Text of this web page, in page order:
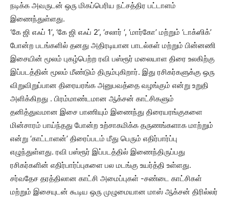
நடிக்க அவருடன் ஒரு மிகப்பெரிய நட்சத்திர பட்டாளம்
இணைந்துள்ளது.
‘கே ஜி எஃப் 1’, ‘கே ஜி எஃப் 2’, ‘சலார் ‘, ‘மார்கோ’ மற்றும் ‘டாக்ஸிக்’
போன்ற படங்களில் தனது அதிரடியான பாடல்கள் மற்றும் பின்னணி
இசையின் மூலம் புகழ்பெற்ற ரவி பஸ்ரூர் மலையாள திரை உலகிற்கு
இப்படத்தின் மூலம் மீண்டும் திரும்புகிறார். இது ரசிகர்களுக்கு ஒரு
விறுவிறுப்பான திரையரங்க அனுபவத்தை வழங்கும் என்று உறுதி
அளிக்கிறது . பிரம்மாண்டமான ஆக்சன் காட்சிகளும்
தனித்துவமான இசை பாணியும் இணைந்து திரையரங்குகளை
மின்சாரம் பாய்ந்தது போன்ற உற்சாகமிக்க தருணங்களாக மாற்றும்
என்று ‘காட்டாளன்’ திரைப்படம் மீது பெரும் எதிர்பார்ப்பு
எழுந்துள்ளது. ரவி பஸ்ரூர் இப்படத்தில் இணைந்திருப்பது
ரசிகர்களின் எதிர்பார்ப்புகளை பல மடங்கு உயர்த்தி உள்ளது.
சர்வதேச தரத்திலான காட்சி அமைப்புகள் -சண்டை காட்சிகள்
மற்றும் இசையுடன் கூடிய ஒரு முழுமையான மாஸ் ஆக்சன் திரில்லர்